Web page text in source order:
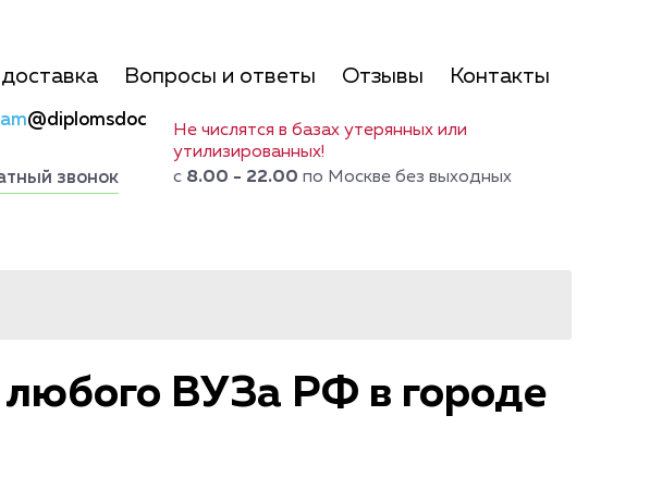
Вопросы и ответы Отзывы Контакты
@diplomsdoc
звонок
Не числятся в базах утерянных или
утилизированных!
с 8.00 - 22.00 по Москве без выходных
ВУЗа РФ в городе